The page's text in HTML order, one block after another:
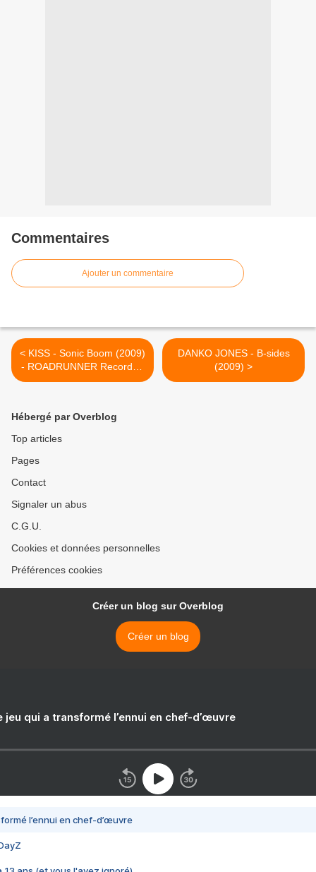
Commentaires
Ajouter un commentaire
< KISS - Sonic Boom (2009)
- ROADRUNNER Records -
HEAVY SOUND SYSTEM
DANKO JONES - B-sides
(2009) >
Hébergé par Overblog
Top articles
Pages
Contact
Signaler un abus
C.G.U.
Cookies et données personnelles
Préférences cookies
Créer un blog sur Overblog
Créer un blog
jeu qui a transformé l’ennui en chef-d’œuvre
l’ennui en chef-d’œuvre